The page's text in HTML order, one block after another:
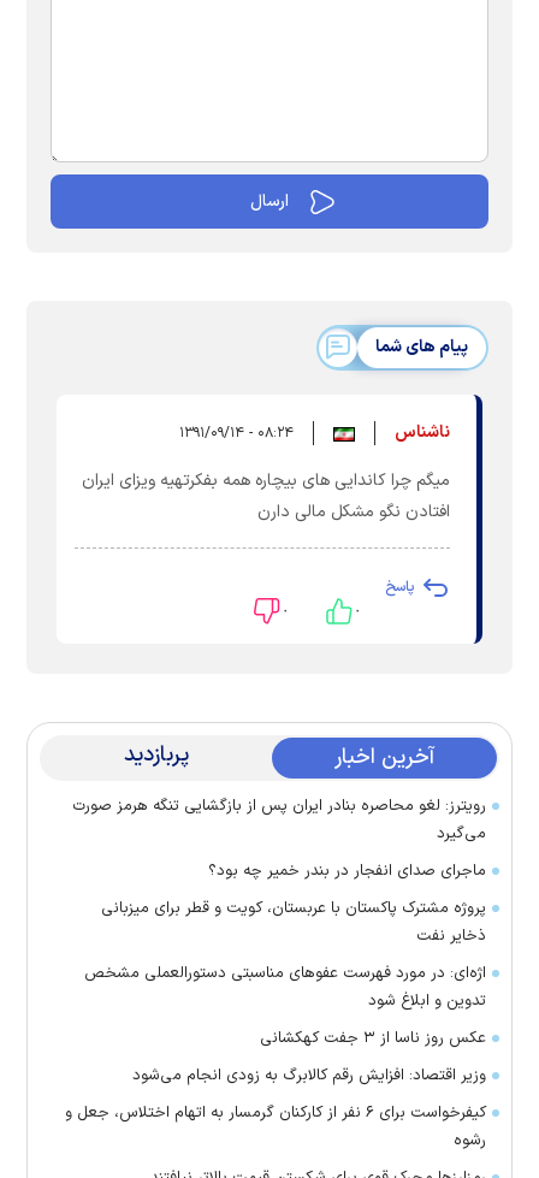
پیام های شما
ناشناس ۰۸:۲۴ - ۱۳۹۱/۰۹/۱۴
میگم چرا کاندایی های بیچاره همه بفکرتهیه ویزای ایران
افتادن نگو مشکل مالی دارن
پاسخ
۰ ۰
آخرین اخبار پربازدید
رویترز: لغو محاصره بنادر ایران پس از بازگشایی تنگه هرمز صورت
می‌گیرد
ماجرای صدای انفجار در بندر خمیر چه بود؟
پروژه مشترک پاکستان با عربستان، کویت و قطر برای میزبانی
ذخایر نفت
اژه‌ای: در مورد فهرست عفو‌های مناسبتی دستورالعملی مشخص
تدوین و ابلاغ شود
عکس روز ناسا از ۳ جفت کهکشانی
وزیر اقتصاد: افزایش رقم کالابرگ به زودی انجام می‌شود
کیفرخواست برای ۶ نفر از کارکنان گرمسار به اتهام اختلاس، جعل و
رشوه